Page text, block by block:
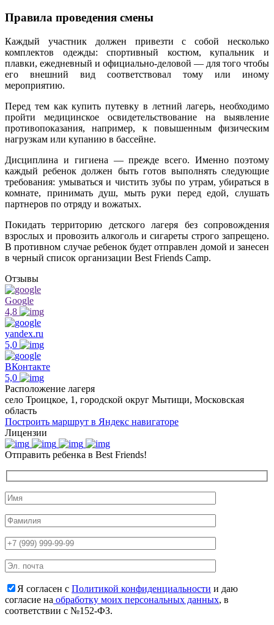
Правила проведения смены
Каждый участник должен привезти с собой несколько
комплектов одежды: спортивный костюм, купальник и
плавки, ежедневный и официально-деловой — для того чтобы
его внешний вид соответствовал тому или иному
мероприятию.
Перед тем как купить путевку в летний лагерь, необходимо
пройти медицинское освидетельствование на выявление
противопоказания, например, к повышенным физическим
нагрузкам или купанию в бассейне.
Дисциплина и гигиена — прежде всего. Именно поэтому
каждый ребенок должен быть готов выполнять следующие
требования: умываться и чистить зубы по утрам, убираться в
комнате, принимать душ, мыть руки перед едой, слушать
партнеров по отряду и вожатых.
Покидать территорию детского лагеря без сопровождения
взрослых и провозить алкоголь и сигареты строго запрещено.
В противном случае ребенок будет отправлен домой и занесен
в черный список организации Best Friends Camp.
Отзывы
Google
4,8
yandex.ru
5,0
ВКонтакте
5,0
Расположение лагеря
село Троицкое, 1, городской округ Мытищи, Московская
область
Построить маршрут в Яндекс навигаторе
Лицензии
Отправить ребенка в Best Friends!
Я согласен с Политикой конфиденциальности и даю
согласие на обработку моих персональных данных, в
соответствии с №152-ФЗ.